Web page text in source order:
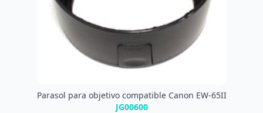
Parasol para objetivo compatible Canon EW-65II
JG00600